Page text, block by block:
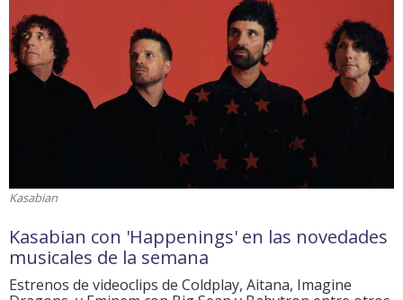
Kasabian
Kasabian con 'Happenings' en las novedades
musicales de la semana
Estrenos de videoclips de Coldplay, Aitana, Imagine